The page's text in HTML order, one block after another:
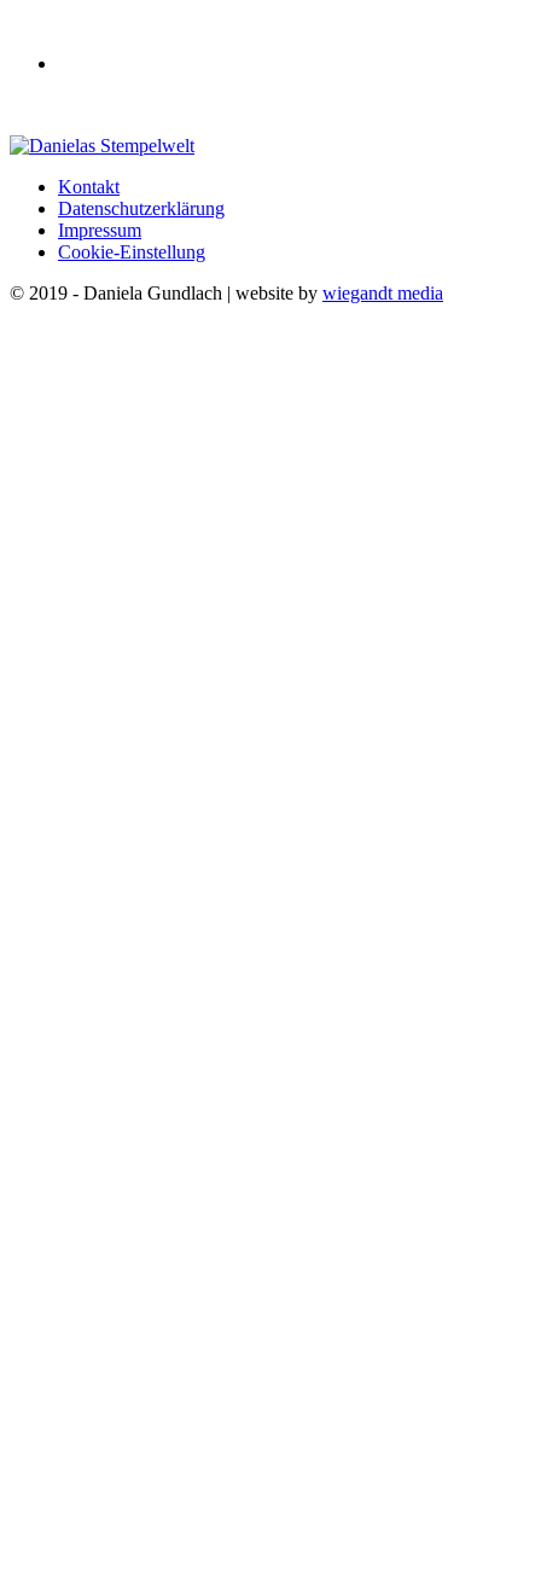
Kontakt
Datenschutzerklärung
Impressum
Cookie-Einstellung
© 2019 - Daniela Gundlach | website by wiegandt media